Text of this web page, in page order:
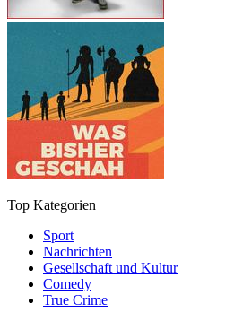
Top Kategorien
Sport
Nachrichten
Gesellschaft und Kultur
Comedy
True Crime